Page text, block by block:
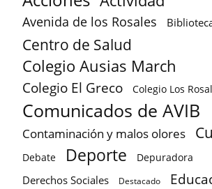
Avenida de los Rosales
Centro de Salud
Colegio Ausias March
Colegio El Greco Colegio Los
Comunicados de AVIB
Contaminación y malos olores
Debate Deporte Depuradora
Derechos Sociales Destacado